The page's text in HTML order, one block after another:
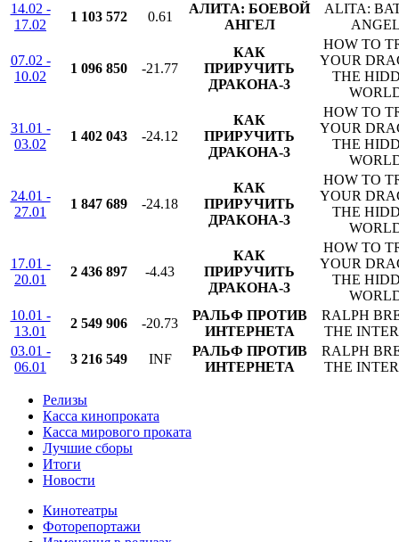
14.02 -
17.02
1 103 572 0.61
АЛИТА: БОЕВОЙ
АНГЕЛ
ALITA:
07.02 -
10.02
1 096 850 -21.77
КАК
ПРИРУЧИТЬ
ДРАКОНА-3
HOW TO
YOUR
THE
31.01 -
03.02
1 402 043 -24.12
КАК
ПРИРУЧИТЬ
ДРАКОНА-3
HOW TO
YOUR
THE
24.01 -
27.01
1 847 689 -24.18
КАК
ПРИРУЧИТЬ
ДРАКОНА-3
HOW TO
YOUR
THE
17.01 -
20.01
2 436 897 -4.43
КАК
ПРИРУЧИТЬ
ДРАКОНА-3
HOW TO
YOUR
THE
10.01 -
13.01
2 549 906 -20.73
РАЛЬФ ПРОТИВ
ИНТЕРНЕТА
RALPH
THE
03.01 -
06.01
3 216 549 INF
РАЛЬФ ПРОТИВ
ИНТЕРНЕТА
RALPH
THE
Релизы
Касса кинопроката
Касса мирового проката
Лучшие сборы
Итоги
Новости
Кинотеатры
Фоторепортажи